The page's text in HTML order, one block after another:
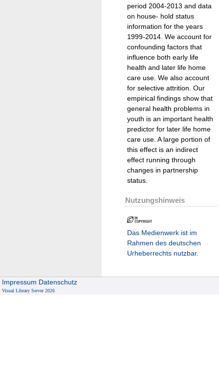
period 2004-2013 and data
on house- hold status
information for the years
1999-2014. We account for
confounding factors that
influence both early life
health and later life home
care use. We also account
for selective attrition. Our
empirical findings show that
general health problems in
youth is an important health
predictor for later life home
care use. A large portion of
this effect is an indirect
effect running through
changes in partnership
status.
Nutzungshinweis
Das Medienwerk ist im
Rahmen des deutschen
Urheberrechts nutzbar.
Impressum Datenschutz
Visual Library Server 2026